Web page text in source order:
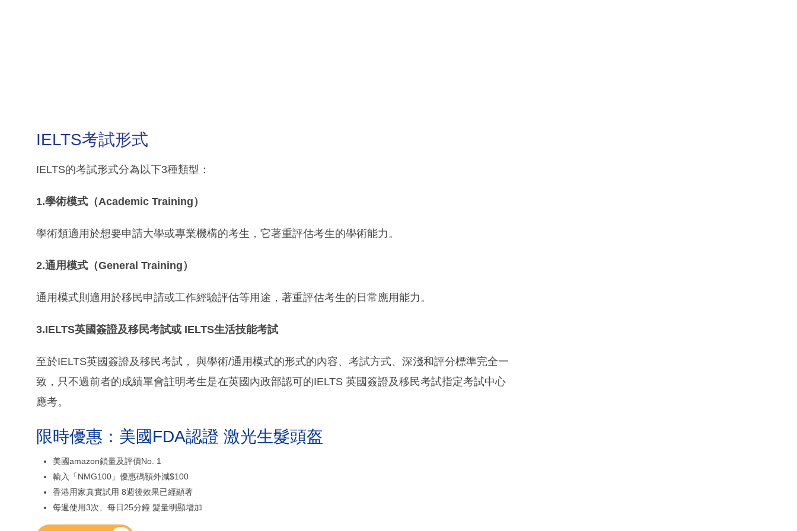
IELTS考試形式
IELTS的考試形式分為以下3種類型：
1.學術模式（Academic Training）
學術類適用於想要申請大學或專業機構的考生，它著重評估考生的學術能力。
2.通用模式（General Training）
通用模式則適用於移民申請或工作經驗評估等用途，著重評估考生的日常應用能力。
3.IELTS英國簽證及移民考試或 IELTS生活技能考試
至於IELTS英國簽證及移民考試， 與學術/通用模式的形式的內容、考試方式、深淺和評分標準完全一
致，只不過前者的成績單會註明考生是在英國內政部認可的IELTS 英國簽證及移民考試指定考試中心
應考。
限時優惠：美國FDA認證 激光生髮頭盔
美國amazon鎖量及評價No. 1
輸入「NMG100」優惠碼額外減$100
香港用家真實試用 8週後效果已經顯著
每週使用3次、每日25分鐘 髮量明顯增加